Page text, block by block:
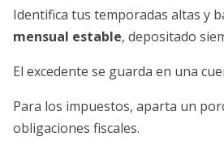
Identifica tus temporadas altas y
mensual estable, depositado
El excedente se guarda en una
Para los impuestos, aparta un
obligaciones fiscales.